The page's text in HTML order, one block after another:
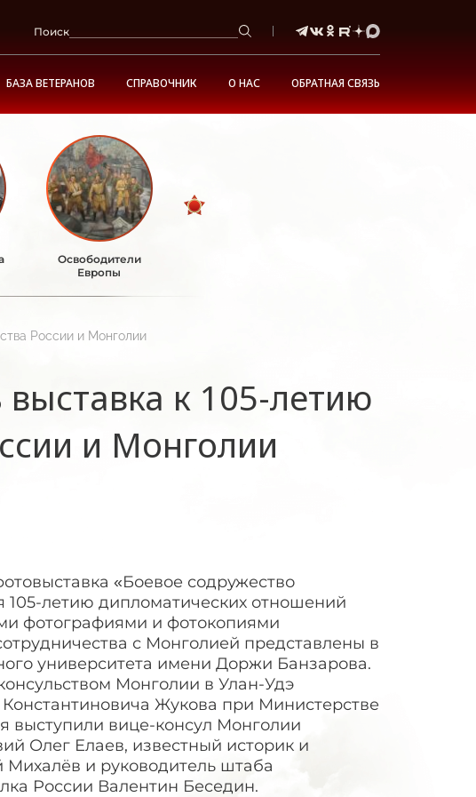
Поиск
БАЗА ВЕТЕРАНОВ СПРАВОЧНИК О НАС ОБРАТНАЯ СВЯЗЬ
Освободители
Европы
России и Монголии
к 105-летию
и Монголии
«Боевое содружество
105-летию дипломатических отношений
фотографиями и фотокопиями
с Монголией представлены в
университета имени Доржи Банзарова.
Монголии в Улан-Удэ
Жукова при Министерстве
вице-консул Монголии
Олег Елаев, известный историк и
Михалёв и руководитель штаба
России Валентин Беседин.